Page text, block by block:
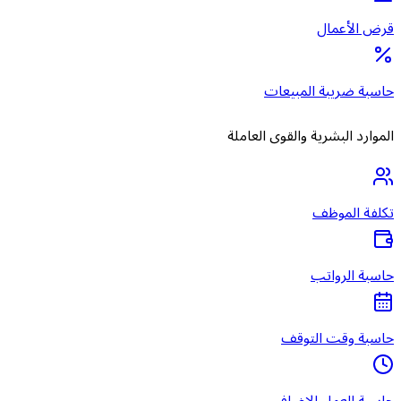
قرض الأعمال
حاسبة ضريبة المبيعات
الموارد البشرية والقوى العاملة
تكلفة الموظف
حاسبة الرواتب
حاسبة وقت التوقف